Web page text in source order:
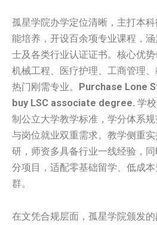
孤星学院办学定位清晰，主打本
能培养，开设百余项专业课程，
士及各类行业认证证书。核心优势
机械工程、医疗护理、工商管理
热门刚需专业。 Purchase Lone
buy LSC associate degree. 学
制公立大学教学标准，学分体系
与岗位就业双重需求。教学侧重
研，师资多具备行业一线经验，
分项目，适配零基础留学、低成
群。
在文凭合规层面，孤星学院颁发